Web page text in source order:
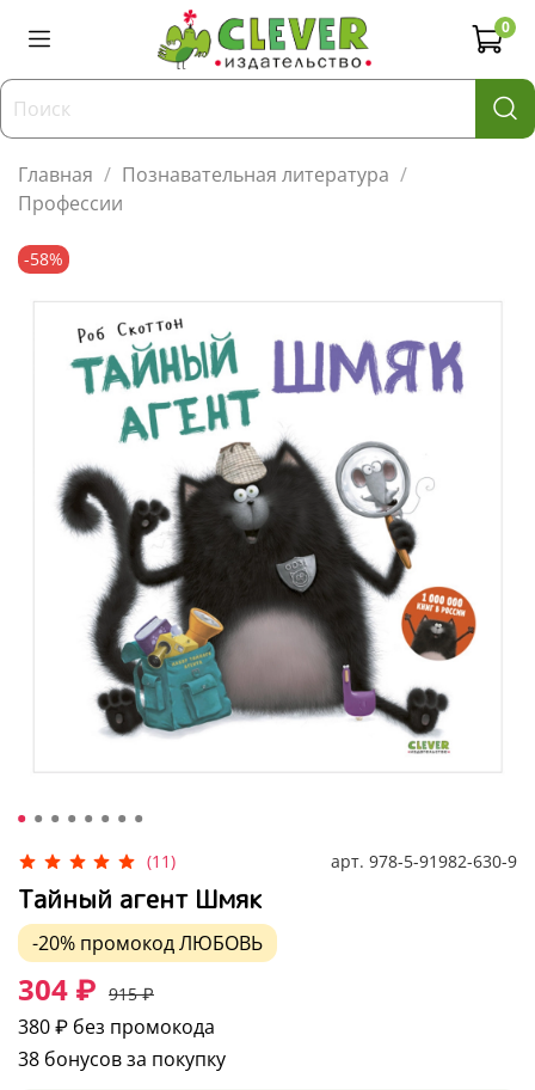
0
Главная
Познавательная литература
Профессии
-58%
(11) арт. 978-5-91982-630-9
Тайный агент Шмяк
-20% промокодЛЮБОВЬ
304 ₽ 915 ₽
380 ₽ без промокода
38 бонусов за покупку